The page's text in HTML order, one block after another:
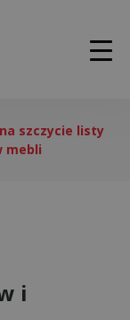
szczycie listy
mebli
i